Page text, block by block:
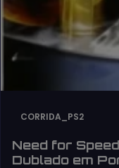
CORRIDA_PS2
Need for
Dublado em